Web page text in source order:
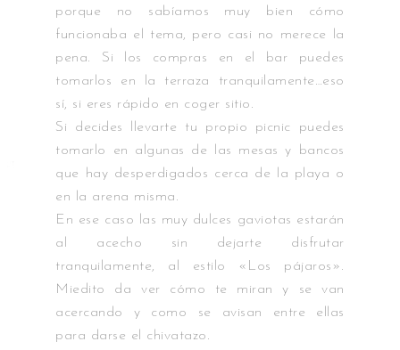
porque no sabíamos muy bien cómo
funcionaba el tema, pero casi no merece la
pena. Si los compras en el bar puedes
tomarlos en la terraza tranquilamente…eso
sí, si eres rápido en coger sitio.
Si decides llevarte tu propio picnic puedes
tomarlo en algunas de las mesas y bancos
que hay desperdigados cerca de la playa o
en la arena misma.
En ese caso las muy dulces gaviotas estarán
al acecho sin dejarte disfrutar
tranquilamente, al estilo «Los pájaros».
Miedito da ver cómo te miran y se van
acercando y como se avisan entre ellas
para darse el chivatazo.